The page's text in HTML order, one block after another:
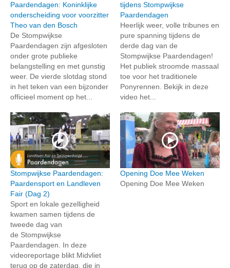
Paardendagen: Koninklijke
onderscheiding voor voorzitter
Theo van den Bosch
De Stompwijkse
Paardendagen zijn afgesloten
onder grote publieke
belangstelling en met gunstig
weer. De vierde slotdag stond
in het teken van een bijzonder
officieel moment op het...
tijdens Stompwijkse
Paardendagen
Heerlijk weer, volle tribunes en
pure spanning tijdens de
derde dag van de
Stompwijkse Paardendagen!
Het publiek stroomde massaal
toe voor het traditionele
Ponyrennen. Bekijk in deze
video het...
Stompwijkse Paardendagen:
Paardensport en Landleven
Fair (Dag 2)
Sport en lokale gezelligheid
kwamen samen tijdens de
tweede dag van
de Stompwijkse
Paardendagen. In deze
videoreportage blikt Midvliet
terug op de zaterdag, die in
Opening Doe Mee Weken
Opening Doe Mee Weken